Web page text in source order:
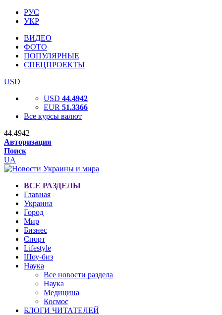
РУС
УКР
ВИДЕО
ФОТО
ПОПУЛЯРНЫЕ
СПЕЦПРОЕКТЫ
USD
USD 44.4942
EUR 51.3366
Все курсы валют
44.4942
Авторизация
Поиск
UA
ВСЕ РАЗДЕЛЫ
Главная
Украина
Город
Мир
Бизнес
Спорт
Lifestyle
Шоу-биз
Наука
Все новости раздела
Наука
Медицина
Космос
БЛОГИ ЧИТАТЕЛЕЙ